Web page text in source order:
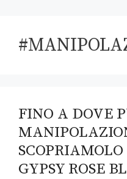
FINO A DOVE
GYPSY ROSE